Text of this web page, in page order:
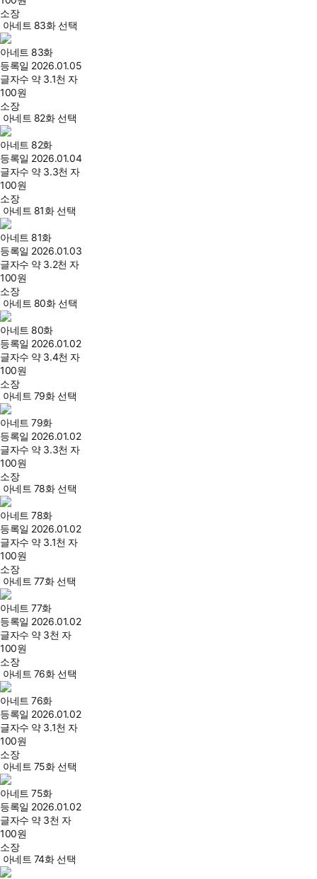
소장
아네트 83화 선택
아네트 83화
등록일 2026.01.05
글자수 약 3.1천 자
100원
소장
아네트 82화 선택
아네트 82화
등록일 2026.01.04
글자수 약 3.3천 자
100원
소장
아네트 81화 선택
아네트 81화
등록일 2026.01.03
글자수 약 3.2천 자
100원
소장
아네트 80화 선택
아네트 80화
등록일 2026.01.02
글자수 약 3.4천 자
100원
소장
아네트 79화 선택
아네트 79화
등록일 2026.01.02
글자수 약 3.3천 자
100원
소장
아네트 78화 선택
아네트 78화
등록일 2026.01.02
글자수 약 3.1천 자
100원
소장
아네트 77화 선택
아네트 77화
등록일 2026.01.02
글자수 약 3천 자
100원
소장
아네트 76화 선택
아네트 76화
등록일 2026.01.02
글자수 약 3.1천 자
100원
소장
아네트 75화 선택
아네트 75화
등록일 2026.01.02
글자수 약 3천 자
100원
소장
아네트 74화 선택